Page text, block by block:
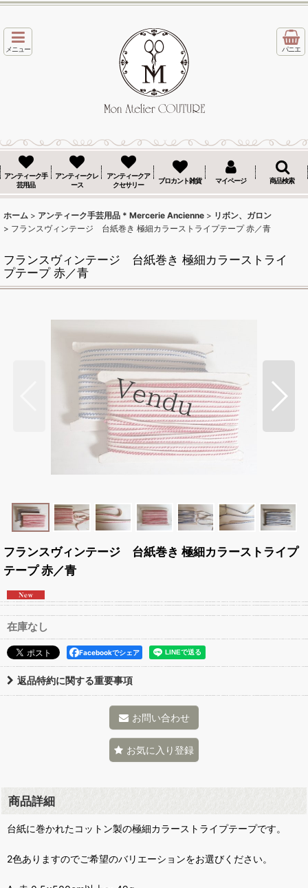
メニュー パニエ
アンティーク手
芸用品
アンティークレ
ース
アンティークア
クセサリー
ブロカント雑貨 マイページ 商品検索
ホーム > アンティーク手芸用品 * Mercerie Ancienne > リボン、ガロン
> フランスヴィンテージ 台紙巻き 極細カラーストライプテープ 赤／青
フランスヴィンテージ 台紙巻き 極細カラーストライ
プテープ 赤／青
フランスヴィンテージ 台紙巻き 極細カラーストライプ
テープ 赤／青
在庫なし
Facebookでシェア
返品特約に関する重要事項
お問い合わせ
お気に入り登録
商品詳細
台紙に巻かれたコットン製の極細カラーストライプテープです。
2色ありますのでご希望のバリエーションをお選びください。